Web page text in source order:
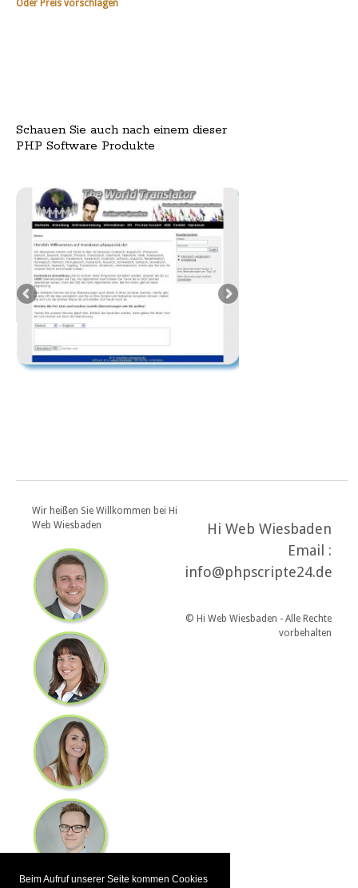
Beim Aufruf unserer Seite kommen Cookies
Oder Preis vorschlagen
Schauen Sie auch nach einem dieser
PHP Software Produkte
Wir heißen Sie Willkommen bei Hi
Web Wiesbaden
Hi Web Wiesbaden
Email :
info@phpscripte24.de
© Hi Web Wiesbaden - Alle Rechte
vorbehalten